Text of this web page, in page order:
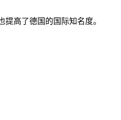
高了德国的国际知名度。